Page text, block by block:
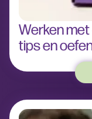
Werken
tips en